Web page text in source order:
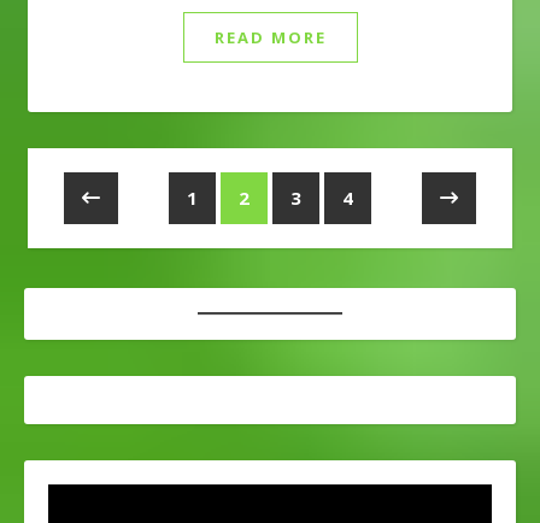
READ MORE
1 2 3 4